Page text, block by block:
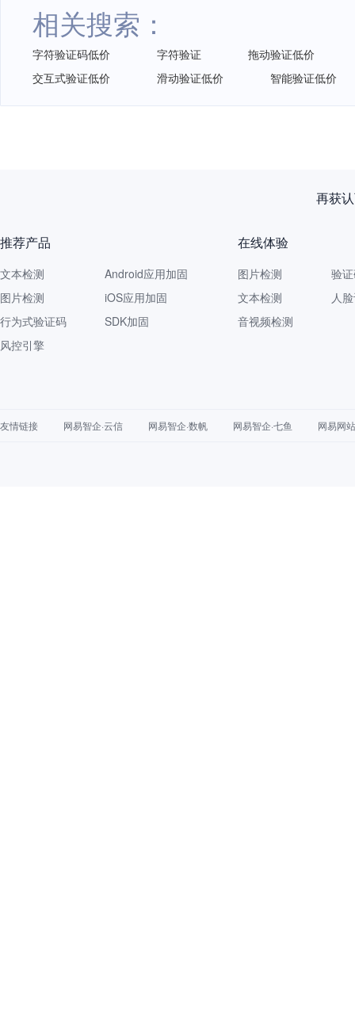
相关搜索：
字符验证码低价 字符验证
拖动验证低价
交互式验证低价
滑动验证低价 智能验证低价
再获
推荐产品
文本检测
图片检测
行为式验证码
风控引擎
Android应用加固
iOS应用加固
SDK加固
在线体验
图片检测
文本检测
音视频检测
验
人
友情链接 网易智企·云信 网易智企·数帆 网易智企·七鱼 网易网